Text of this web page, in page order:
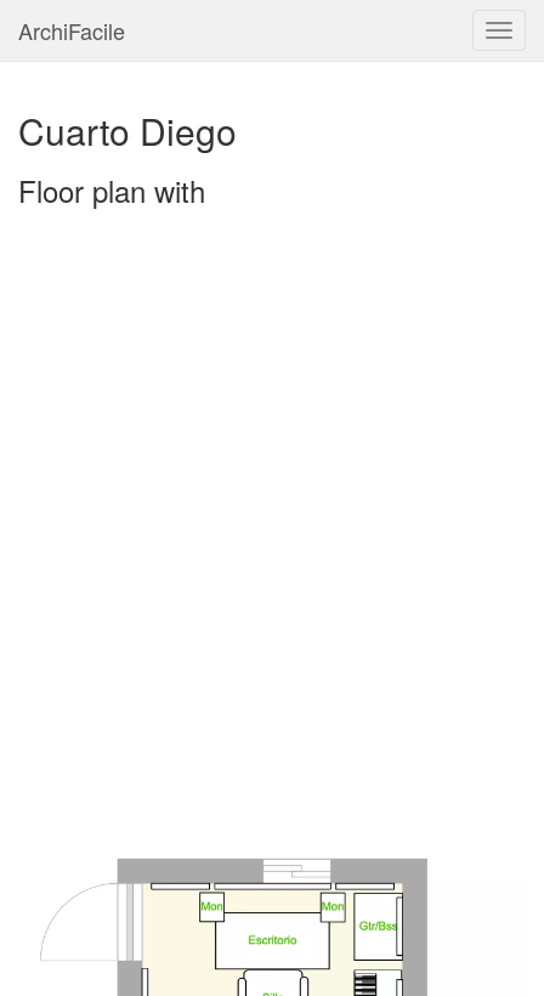
ArchiFacile
Cuarto Diego
Floor plan with